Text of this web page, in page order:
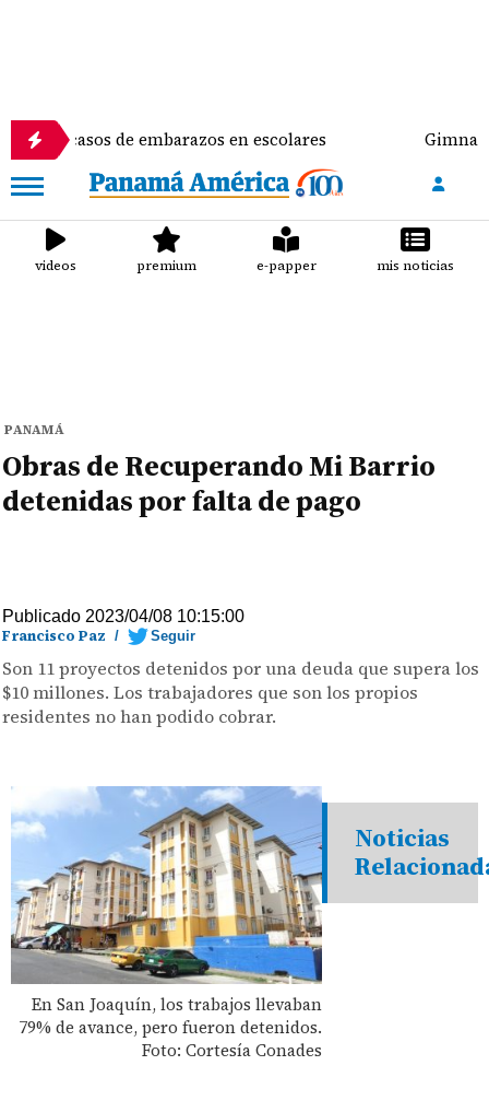
embarazos en escolares Gimnasta Alyiah
videos premium e-papper mis noticias
PANAMÁ
Obras de Recuperando Mi Barrio
detenidas por falta de pago
Publicado 2023/04/08 10:15:00
Francisco Paz / Seguir
Son 11 proyectos detenidos por una deuda que supera los
$10 millones. Los trabajadores que son los propios
residentes no han podido cobrar.
En San Joaquín, los trabajos llevaban
79% de avance, pero fueron detenidos.
Foto: Cortesía Conades
Noticias